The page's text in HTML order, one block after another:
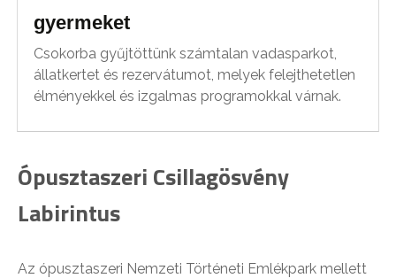
gyermeket
Csokorba gyűjtöttünk számtalan vadasparkot,
állatkertet és rezervátumot, melyek felejthetetlen
élményekkel és izgalmas programokkal várnak.
Ópusztaszeri Csillagösvény
Labirintus
Az ópusztaszeri Nemzeti Történeti Emlékpark mellett